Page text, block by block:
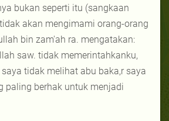
bukan seperti itu (sangkaan
akan mengimami orang-orang
bin zam'ah ra. mengatakan:
saw. tidak memerintahkanku,
tidak melihat abu baka,r saya
paling berhak untuk menjadi